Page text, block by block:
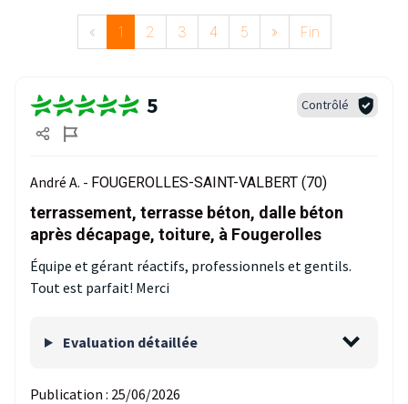
« 1 2 3 4 5 » Fin
5 Contrôlé
André A. - FOUGEROLLES-SAINT-VALBERT (70)
terrassement, terrasse béton, dalle béton
après décapage, toiture, à Fougerolles
Équipe et gérant réactifs, professionnels et gentils.
Tout est parfait! Merci
Evaluation détaillée
Publication : 25/06/2026